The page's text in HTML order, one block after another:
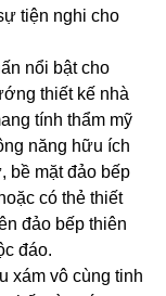
tiện nghi cho
nổi bật cho
thiết kế nhà
tính thẩm mỹ
năng hữu ích
bề mặt đảo bếp
có thẻ thiết
đảo bếp thiên
đáo.
xám vô cùng tinh